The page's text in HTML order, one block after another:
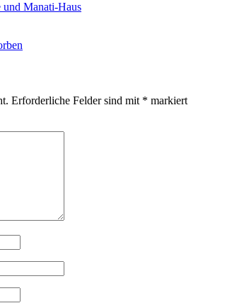
Manati-Haus
Erforderliche Felder sind mit * markiert